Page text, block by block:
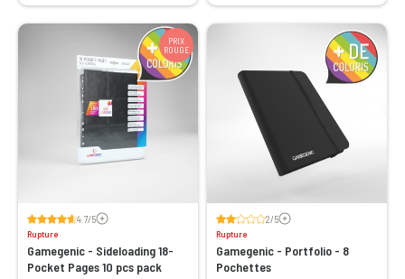
PRIX
ROUGE
4.7/5Voir les avis
Rupture
Gamegenic - Sideloading 18-
Pocket Pages 10 pcs pack
2/5Voir les avis
Rupture
Gamegenic - Portfolio - 8
Pochettes